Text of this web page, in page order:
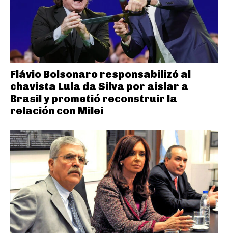
Flávio Bolsonaro responsabilizó al
chavista Lula da Silva por aislar a
Brasil y prometió reconstruir la
relación con Milei